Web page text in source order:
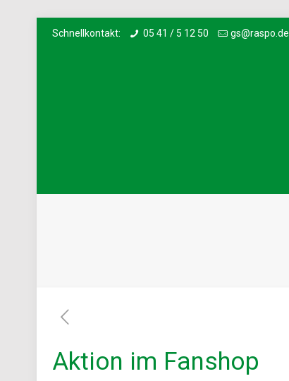
Schnellkontakt: 05 41 / 5 12 50 gs@raspo.de
Aktion im Fanshop